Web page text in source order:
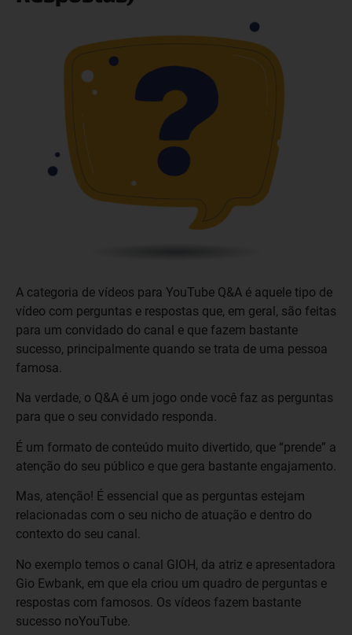
A categoria de vídeos para YouTube Q&A é aquele tipo de
vídeo com perguntas e respostas que, em geral, são feitas
para um convidado do canal e que fazem bastante
sucesso, principalmente quando se trata de uma pessoa
famosa.
Na verdade, o Q&A é um jogo onde você faz as perguntas
para que o seu convidado responda.
É um formato de conteúdo muito divertido, que “prende” a
atenção do seu público e que gera bastante engajamento.
Mas, atenção! É essencial que as perguntas estejam
relacionadas com o seu nicho de atuação e dentro do
contexto do seu canal.
No exemplo temos o canal GIOH, da atriz e apresentadora
Gio Ewbank, em que ela criou um quadro de perguntas e
respostas com famosos. Os vídeos fazem bastante
sucesso noYouTube.